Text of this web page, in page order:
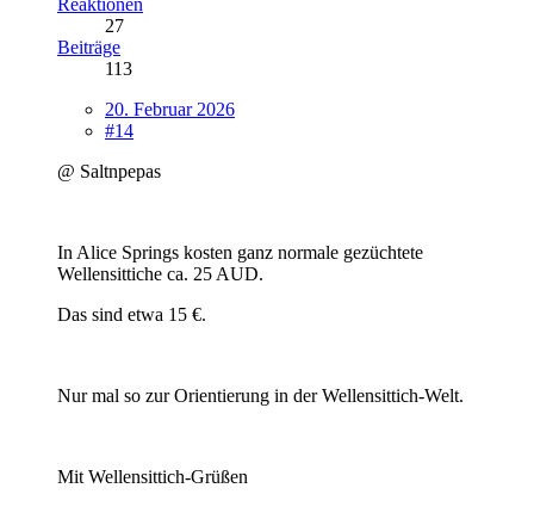
27
Beiträge
113
20. Februar 2026
#14
@ Saltnpepas
In Alice Springs kosten ganz normale gezüchtete
Wellensittiche ca. 25 AUD.
Das sind etwa 15 €.
Nur mal so zur Orientierung in der Wellensittich-Welt.
Mit Wellensittich-Grüßen